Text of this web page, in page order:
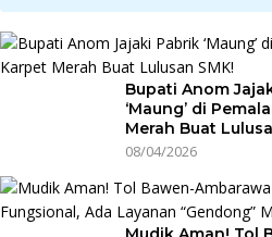
Bupati Anom
‘Maung’ di
Merah Buat
08/04/2026